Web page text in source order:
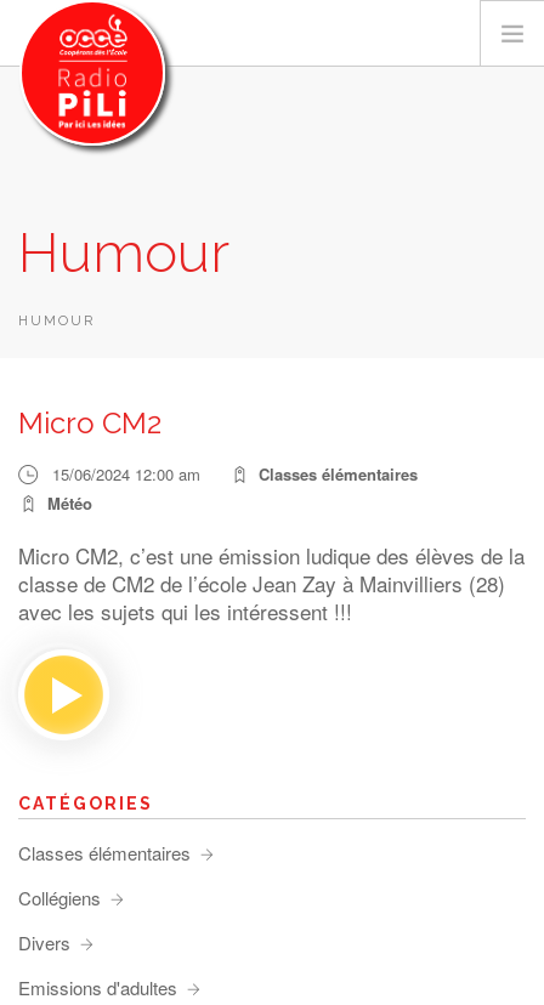
GRILLE DES PROGRAMMES
EMISSIONS / PODCASTS
RECHERCHER
Humour
HUMOUR
Micro CM2
15/06/2024 12:00 am
Classes élémentaires
Météo
Micro CM2, c’est une émission ludique des élèves de la
classe de CM2 de l’école Jean Zay à Mainvilliers (28)
avec les sujets qui les intéressent !!!
CATÉGORIES
Classes élémentaires
Collégiens
Divers
Emissions d'adultes